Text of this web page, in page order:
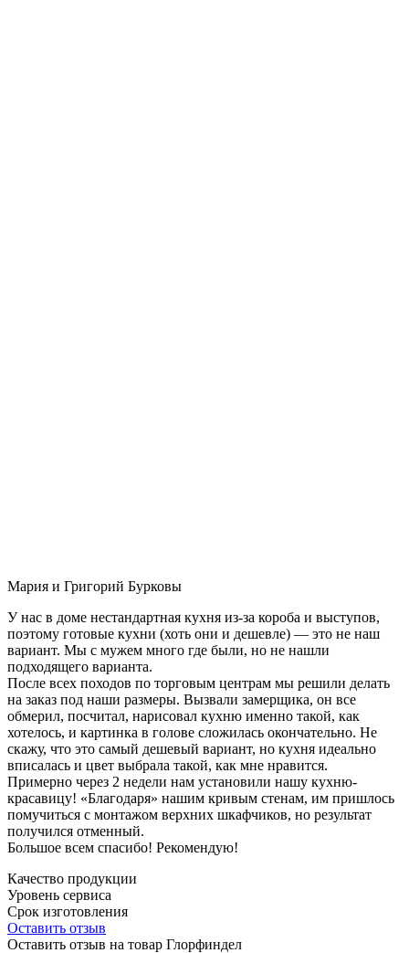
Мария и Григорий Бурковы
У нас в доме нестандартная кухня из-за короба и выступов,
поэтому готовые кухни (хоть они и дешевле) — это не наш
вариант. Мы с мужем много где были, но не нашли
подходящего варианта.
После всех походов по торговым центрам мы решили делать
на заказ под наши размеры. Вызвали замерщика, он все
обмерил, посчитал, нарисовал кухню именно такой, как
хотелось, и картинка в голове сложилась окончательно. Не
скажу, что это самый дешевый вариант, но кухня идеально
вписалась и цвет выбрала такой, как мне нравится.
Примерно через 2 недели нам установили нашу кухню-
красавицу! «Благодаря» нашим кривым стенам, им пришлось
помучиться с монтажом верхних шкафчиков, но результат
получился отменный.
Большое всем спасибо! Рекомендую!
Качество продукции
Уровень сервиса
Срок изготовления
Оставить отзыв
Оставить отзыв на товар Глорфиндел